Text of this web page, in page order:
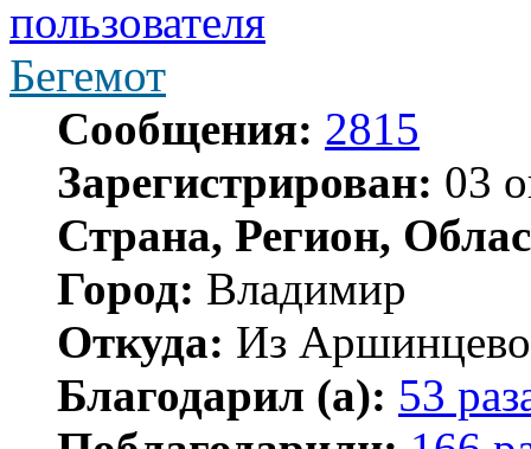
Бегемот
Сообщения: 2815
Зарегистрирован: 03
Страна, Регион,
Город: Владимир
Откуда: Из
Благодарил (а): 53